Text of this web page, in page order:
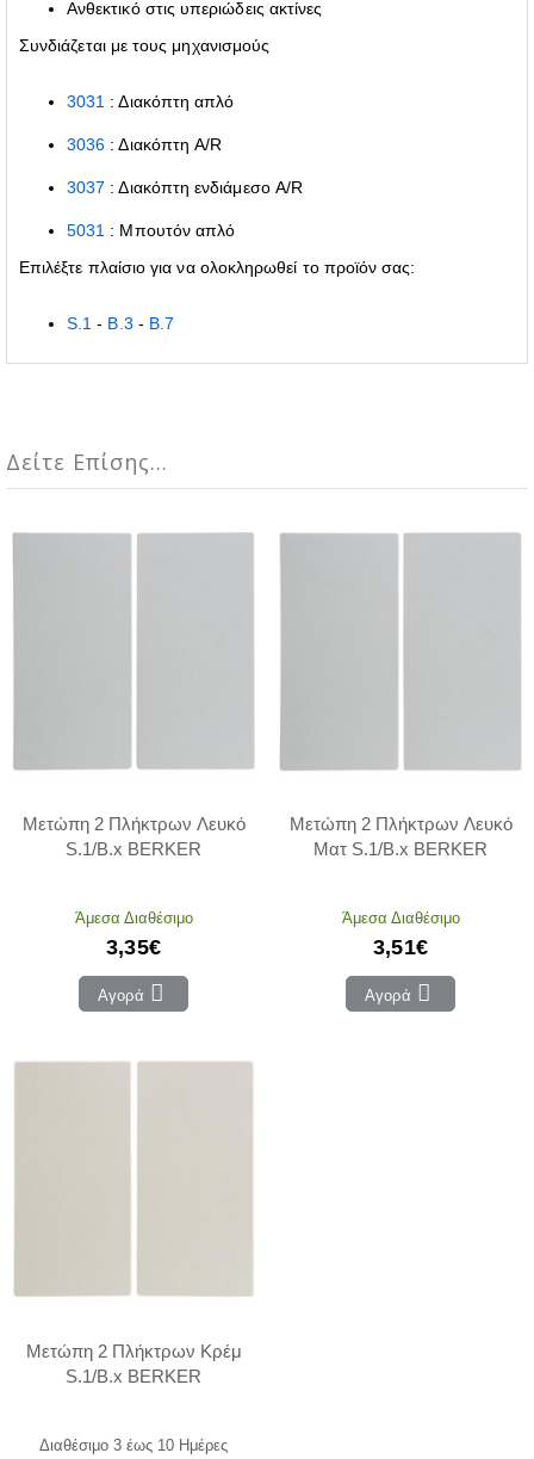
Ανθεκτικό στις υπεριώδεις ακτίνες
Συνδιάζεται με τους μηχανισμούς
3031 : Διακόπτη απλό
3036 : Διακόπτη A/R
3037 : Διακόπτη ενδιάμεσο A/R
5031 : Μπουτόν απλό
Επιλέξτε πλαίσιο για να ολοκληρωθεί το προϊόν σας:
S.1 - B.3 - B.7
Δείτε Επίσης...
Μετώπη 2 Πλήκτρων Λευκό
S.1/B.x BERKER
Άμεσα Διαθέσιμο
3,35€
Αγορά
Μετώπη 2 Πλήκτρων Λευκό
Ματ S.1/B.x BERKER
Άμεσα Διαθέσιμο
3,51€
Αγορά
Μετώπη 2 Πλήκτρων Κρέμ
S.1/B.x BERKER
Διαθέσιμο 3 έως 10 Ημέρες